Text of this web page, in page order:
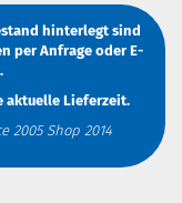
hinterlegt sind
per AnfrageoderE-
aktuelle Lieferzeit.
2005 Shop 2014